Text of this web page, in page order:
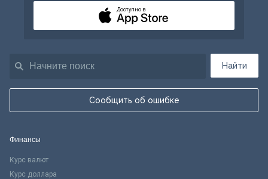
Найти
Сообщить об ошибке
Доступно в
Финансы
Курс валют
Курс доллара